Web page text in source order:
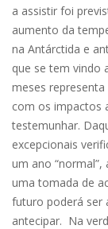
a assistir foi
aumento da
na Antárctida e
que se tem vindo
meses representa
com os impactos
testemunhar.
excepcionais
um ano
uma tomada de
futuro poderá ser
antecipar. Na